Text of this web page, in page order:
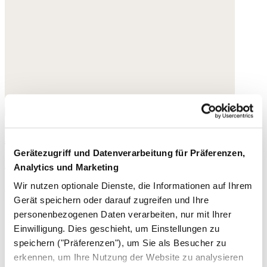
Gerätezugriff und Datenverarbeitung für Präferenzen,
Analytics und Marketing
Wir nutzen optionale Dienste, die Informationen auf Ihrem
Gerät speichern oder darauf zugreifen und Ihre
personenbezogenen Daten verarbeiten, nur mit Ihrer
Einwilligung. Dies geschieht, um Einstellungen zu
speichern ("Präferenzen"), um Sie als Besucher zu
erkennen, um Ihre Nutzung der Website zu analysieren
Edelstein
50,- €